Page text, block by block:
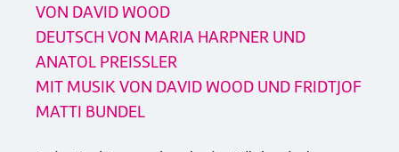
VON DAVID WOOD
DEUTSCH VON MARIA HARPNER UND
ANATOL PREISSLER
MIT MUSIK VON DAVID WOOD UND FRIDTJOF
MATTI BUNDEL